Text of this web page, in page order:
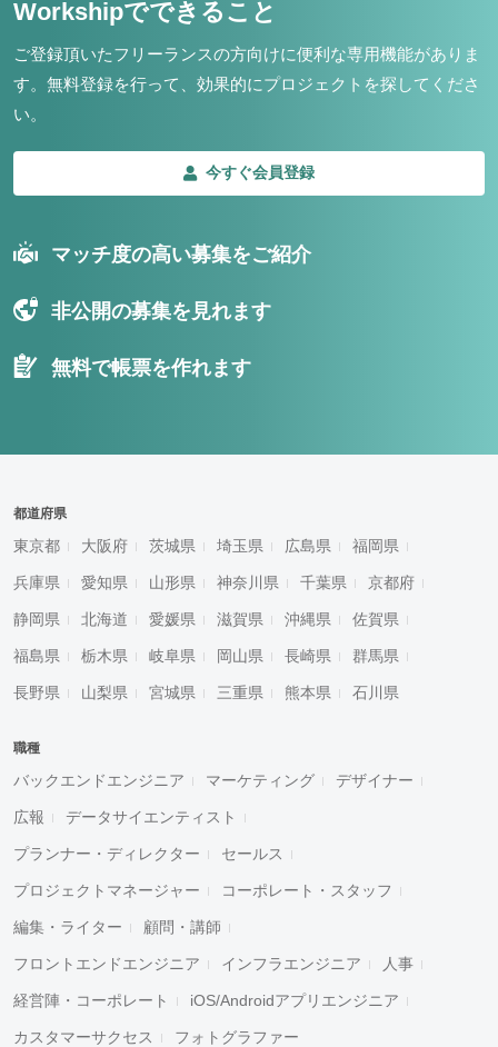
Workshipでできること
ご登録頂いたフリーランスの方向けに便利な専用機能がありま
す。 無料登録を行って、効果的にプロジェクトを探してくださ
い。
今すぐ会員登録
マッチ度の高い募集をご紹介
非公開の募集を見れます
無料で帳票を作れます
都道府県
東京都 大阪府 茨城県 埼玉県 広島県 福岡県
兵庫県 愛知県 山形県 神奈川県 千葉県 京都府
静岡県 北海道 愛媛県 滋賀県 沖縄県 佐賀県
福島県 栃木県 岐阜県 岡山県 長崎県 群馬県
長野県 山梨県 宮城県 三重県 熊本県 石川県
職種
バックエンドエンジニア マーケティング デザイナー
広報 データサイエンティスト
プランナー・ディレクター セールス
プロジェクトマネージャー コーポレート・スタッフ
編集・ライター 顧問・講師
フロントエンドエンジニア インフラエンジニア 人事
経営陣・コーポレート iOS/Androidアプリエンジニア
カスタマーサクセス フォトグラファー